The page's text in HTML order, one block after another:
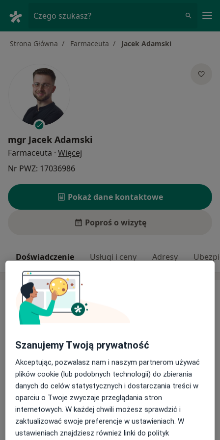
Czego szukasz?
Strona Główna Farmaceuta Jacek Adamski
mgr Jacek Adamski
Farmaceuta · Więcej
Nr PWZ: 17036986
Pokaż dane kontaktowe
Poproś o wizytę
Doświadczenie Usługi i ceny Adresy
Moje doświadczenie
Jestem farmaceutą, specjalistą farmacji klinicznej.
Udzielam porad farmaceutycznych w zakresie
większych problemach wymagających kompleksowej i
długofalowej współpracy. Na co dzień pracuję w
aptece ogólnodostępnej, wykonując w niej wszystkie
obowiązki farmaceuty, w szczególności pracując z
pacjentami i pomagając im w codziennych
problemach.
więcejO mnie
Pacjenci których przyjmuję
Dorośli
Szanujemy Twoją prywatność
Akceptując, pozwalasz nam i naszym partnerom używać
plików cookie (lub podobnych technologii) do zbierania
danych do celów statystycznych i dostarczania treści w
oparciu o Twoje zwyczaje przeglądania stron
internetowych. W każdej chwili możesz sprawdzić i
zaktualizować swoje preferencje w ustawieniach. W
ustawieniach znajdziesz również linki do polityk